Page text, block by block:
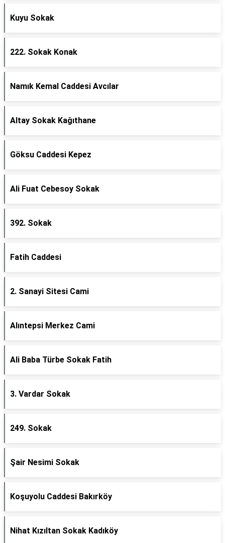
Kuyu Sokak
222. Sokak Konak
Namık Kemal Caddesi Avcılar
Altay Sokak Kağıthane
Göksu Caddesi Kepez
Ali Fuat Cebesoy Sokak
392. Sokak
Fatih Caddesi
2. Sanayi Sitesi Cami
Alıntepsi Merkez Cami
Ali Baba Türbe Sokak Fatih
3. Vardar Sokak
249. Sokak
Şair Nesimi Sokak
Koşuyolu Caddesi Bakırköy
Nihat Kızıltan Sokak Kadıköy